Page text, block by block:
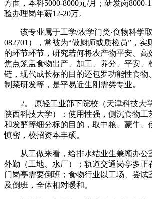
方面，本科5000-8000元/月；研发岗8000-
验办理岗年薪12-20万。
该专业属于工学/农学门类·食物科学取
082701），常被为“做厨师或质检员”，实
的环节环节，研究若何将农产物平安、高
焦点笼盖食物出产、加工、养分、平安、
链，现代成长标的目的还包罗功能性食物
制菜研发等，是平易近生刚需类专业。
2。 原轻工业部下院校（天津科技大学
陕西科技大学）：使用性强，侧沉食物工
和发酵等细分标的目的，取中粮、蒙牛、
慎密，校招资本丰硕。
从工做来看，给排水结业生兼顾办公
外勤（工地、水厂）；轨道交通岗亭多正
门岗亭需要倒班；食物行业以工场、尝试
及倒班，全体相对暖和。